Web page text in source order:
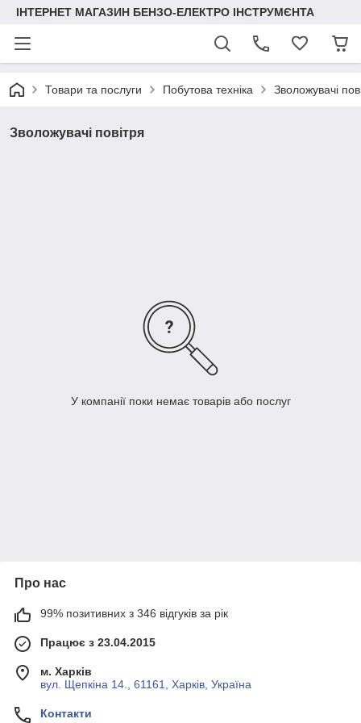
ІНТЕРНЕТ МАГАЗИН БЕНЗО-ЕЛЕКТРО ІНСТРУМЄНТА
Товари та послуги Побутова техніка Зволожувачі
Зволожувачі повітря
У компанії поки немає товарів або послуг
Про нас
99% позитивних з 346 відгуків за рік
Працює з 23.04.2015
м. Харків
вул. Щепкіна 14., 61161, Харків, Україна
Контакти